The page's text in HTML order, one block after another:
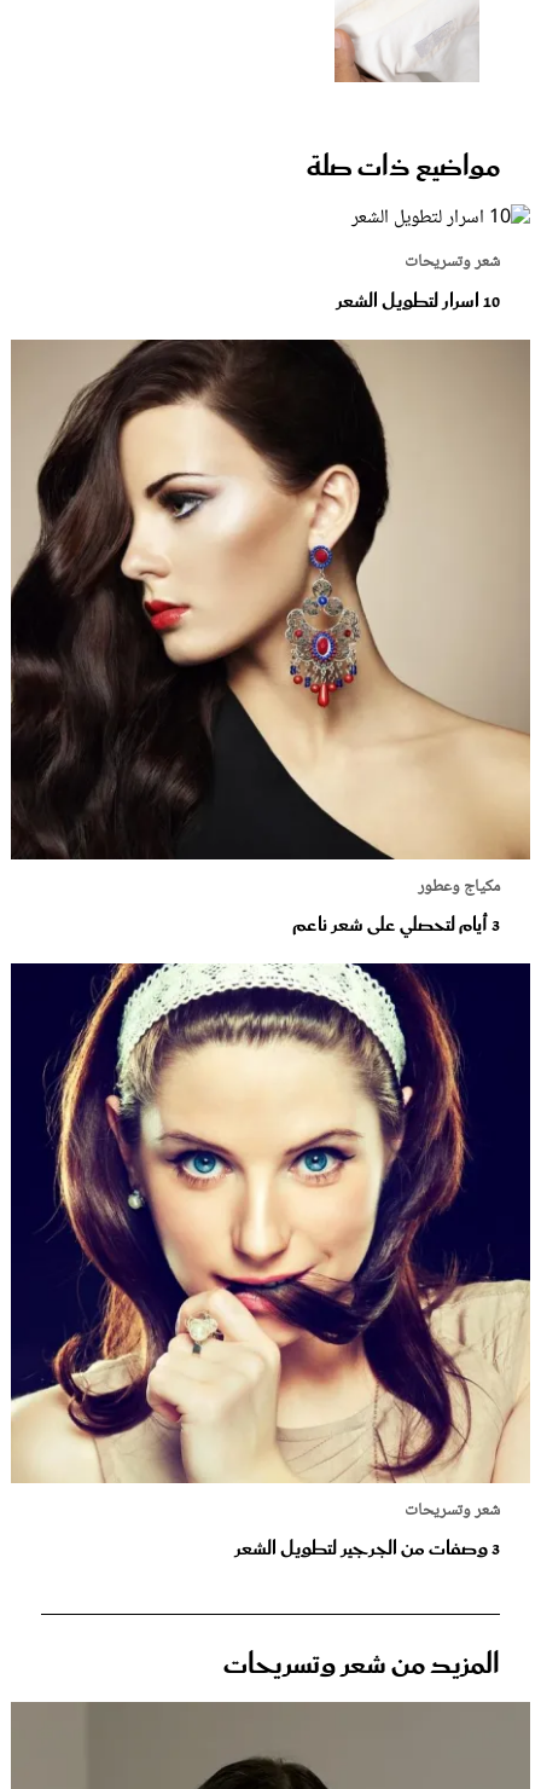
مواضيع ذات صلة
شعر وتسريحات
10 اسرار لتطويل الشعر
مكياج وعطور
3 أيام لتحصلي على شعر ناعم
شعر وتسريحات
3 وصفات من الجرجير لتطويل الشعر
المزيد من شعر وتسريحات